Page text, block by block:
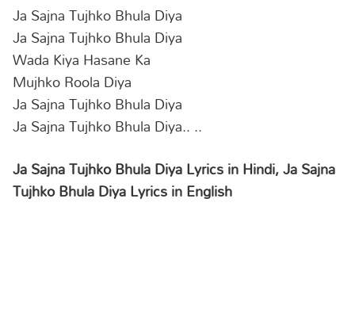
Ja Sajna Tujhko Bhula Diya
Ja Sajna Tujhko Bhula Diya
Wada Kiya Hasane Ka
Mujhko Roola Diya
Ja Sajna Tujhko Bhula Diya
Ja Sajna Tujhko Bhula Diya.. ..
Ja Sajna Tujhko Bhula Diya Lyrics in Hindi, Ja Sajna
Tujhko Bhula Diya Lyrics in English